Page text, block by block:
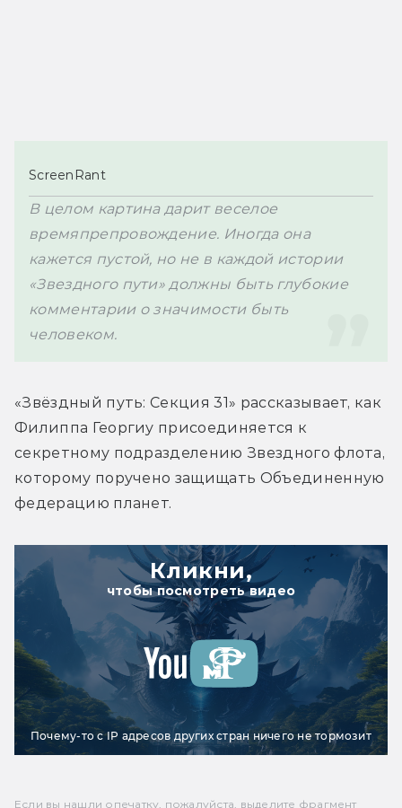
ScreenRant
В целом картина дарит веселое
времяпрепровождение. Иногда она
кажется пустой, но не в каждой истории
«Звездного пути» должны быть глубокие
комментарии о значимости быть
человеком.
«Звёздный путь: Секция 31» рассказывает, как
Филиппа Георгиу присоединяется к
секретному подразделению Звездного флота,
которому поручено защищать Объединенную
Кликни,
чтобы посмотреть видео
Почему-то с IP адресов других стран ничего не тормозит
Если вы нашли опечатку, пожалуйста, выделите фрагмент